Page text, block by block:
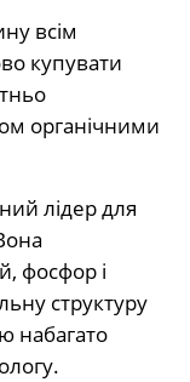
всім
купувати
органічними
лідер для
фосфор і
структуру
набагато